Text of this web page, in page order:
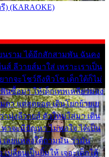
) (KARAOKE)
นราม ได้อีกสักสามพัน ฉันคง
ส์ ลีวายส์มาใส่ เพราะเราเป็น
ากจะโชว์ถึงหิวโซ เด็กใต้ก็ไม่
ซื้อมา ให้เด็กเทพเหลียวมอง
ดา แต่สุดยอด เดินโยกย้ายเย
านุ่งลีวายส์ ตัวใหม่ใส่มา เดิน
าจะมีปัญหา ไม่พอใจ ได้เป็น
ลยแหลงใต้ถามมัน ว่ามัน
ปลี่ยนเป็นยิ้มให้ เจอะเด็กใต้